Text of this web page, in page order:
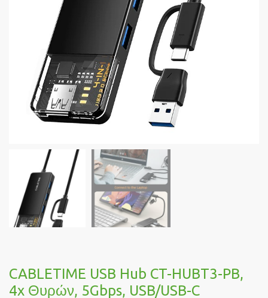
CABLETIME USB Hub CT-HUBT3-PB,
4x Θυρών, 5Gbps, USB/USB-C